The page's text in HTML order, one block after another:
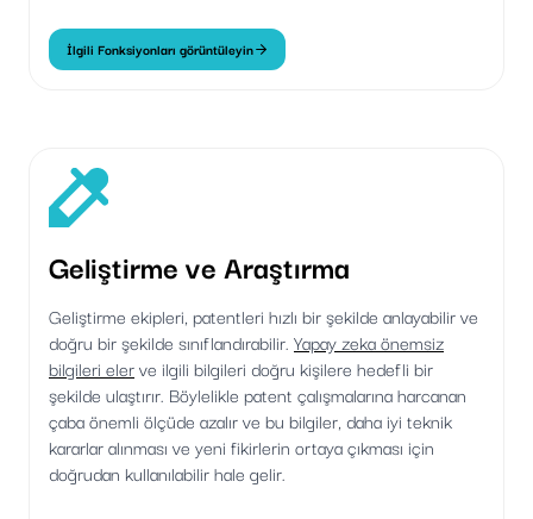
İlgili Fonksiyonları görüntüleyin
Geliştirme ve Araştırma
Geliştirme ekipleri, patentleri hızlı bir şekilde anlayabilir ve
doğru bir şekilde sınıflandırabilir. Yapay zeka önemsiz
bilgileri elerve ilgili bilgileri doğru kişilere hedefli bir
şekilde ulaştırır. Böylelikle patent çalışmalarına harcanan
çaba önemli ölçüde azalır ve bu bilgiler, daha iyi teknik
kararlar alınması ve yeni fikirlerin ortaya çıkması için
doğrudan kullanılabilir hale gelir.